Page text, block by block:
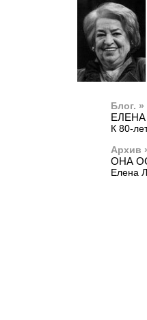
Блог. »
К 80-
Архив
ОНА
Елена